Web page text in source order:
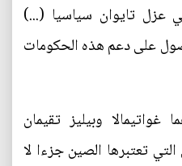
عزل تايوان سياسيا (...)
على دعم هذه الحكومات
وبيليز تقيمان
تعتبرها الصين جزءا لا